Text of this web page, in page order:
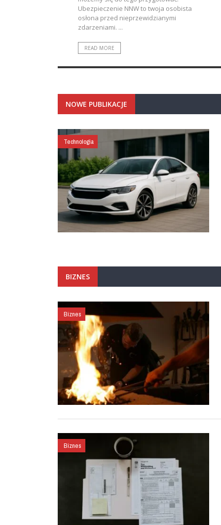
Ubezpieczenie NNW to twoja osobista
osłona przed nieprzewidzianymi
zdarzeniami. ...
READ MORE
NOWE PUBLIKACJE
Technologia
BIZNES
Biznes
Biznes